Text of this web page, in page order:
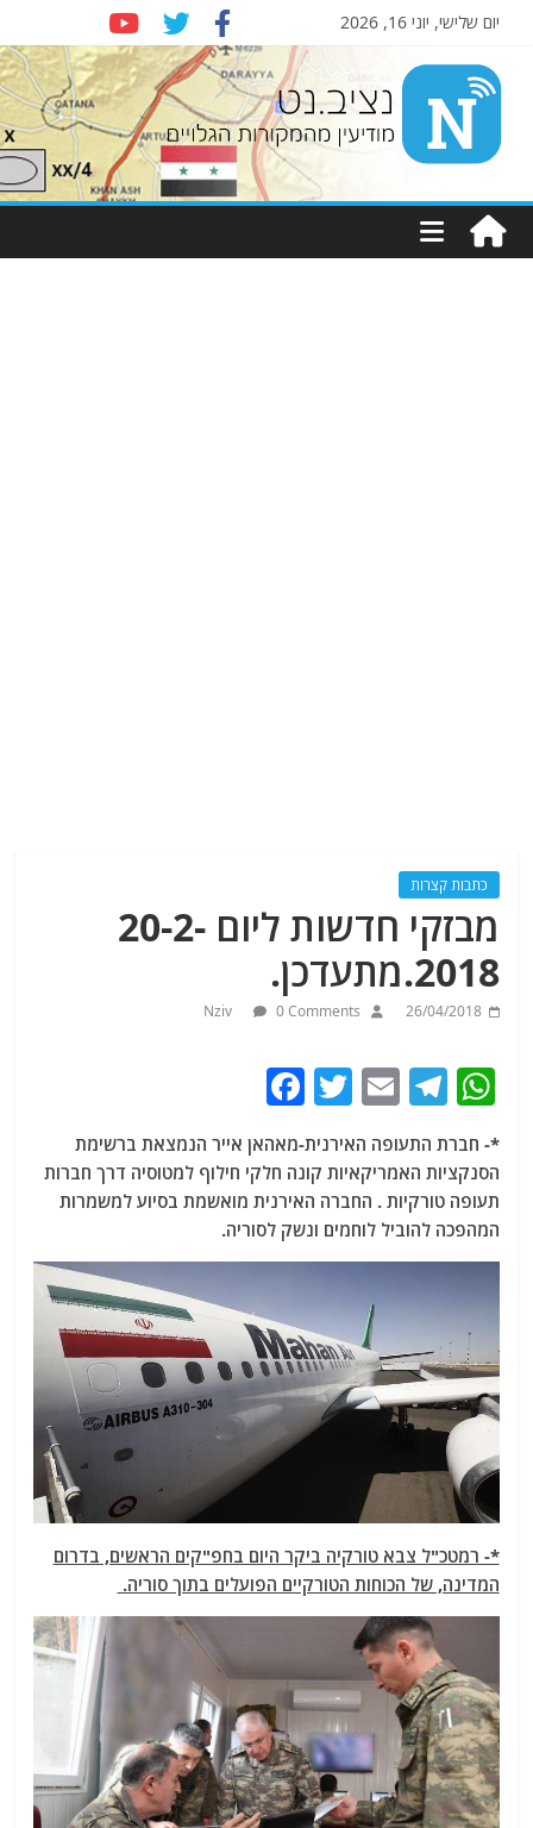
יום שלישי, יוני 16, 2026
Nziv.net
מודיעין
מהמקורות
כתבות קצרות
מבזקי חדשות ליום 20-2-
2018.מתעדכן.
26/04/2018
Nziv 0 Comments
W
at
s
A
p
p
T
e
g
ra
m
E
ai
l
T
itt
er
c
e
b
o
o
k
*- חברת התעופה האירנית-מאהאן אייר הנמצאת ברשימת
הסנקציות האמריקאיות קונה חלקי חילוף למטוסיה דרך חברות
תעופה טורקיות . החברה האירנית מואשמת בסיוע למשמרות
המהפכה להוביל לוחמים ונשק לסוריה.
*- רמטכ"ל צבא טורקיה ביקר היום בחפ"קים הראשים, בדרום
המדינה, של הכוחות הטורקיים הפועלים בתוך סוריה.